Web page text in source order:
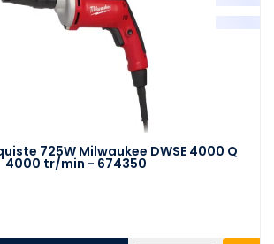
725W Milwaukee DWSE 4000 Q
4000 tr/min - 674350